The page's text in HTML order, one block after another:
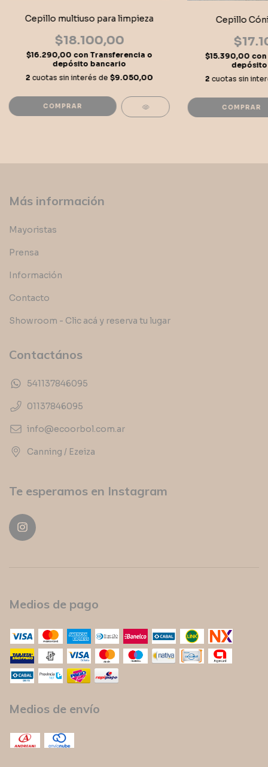
Cepillo multiuso para limpieza
$18.100,00
$16.290,00 con Transferencia o
depósito bancario
2 cuotas sin interés de $9.050,00
COMPRAR
Cepillo
$15.390,00 con
2 cuotas sin
Más información
Mayoristas
Prensa
Información
Contacto
Showroom - Clic acá y reserva tu lugar
Contactános
541137846095
01137846095
info@ecoorbol.com.ar
Canning / Ezeiza
Te esperamos en Instagram
Medios de pago
Medios de envío